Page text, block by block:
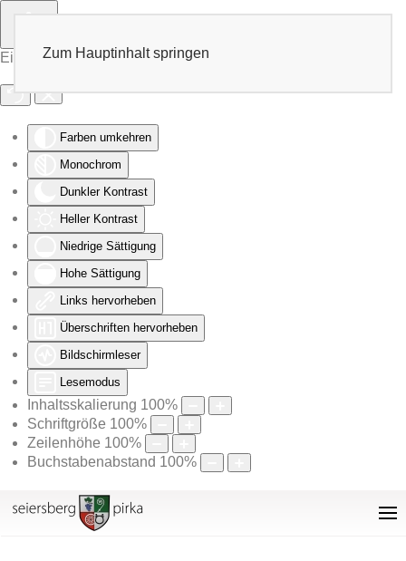
Eingabehilfen öffnen
Farben umkehren
Monochrom
Dunkler Kontrast
Heller Kontrast
Niedrige Sättigung
Hohe Sättigung
Links hervorheben
Überschriften hervorheben
Bildschirmleser
Lesemodus
Inhaltsskalierung 100%
Schriftgröße 100%
Zeilenhöhe 100%
Buchstabenabstand 100%
Zum Hauptinhalt springen